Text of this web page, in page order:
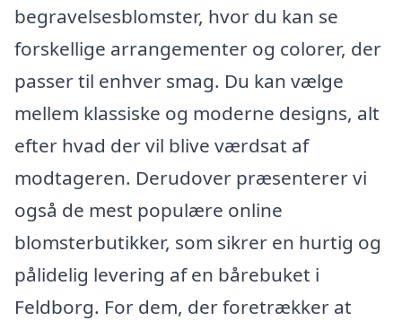
begravelsesblomster, hvor du kan se
forskellige arrangementer og colorer, der
passer til enhver smag. Du kan vælge
mellem klassiske og moderne designs, alt
efter hvad der vil blive værdsat af
modtageren. Derudover præsenterer vi
også de mest populære online
blomsterbutikker, som sikrer en hurtig og
pålidelig levering af en bårebuket i
Feldborg. For dem, der foretrækker at